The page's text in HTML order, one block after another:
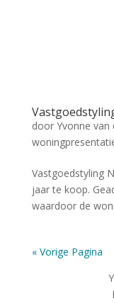
door Yvonne van
Vastgoedstyling
jaar te koop.
waardoor de
« Vorige Pagina